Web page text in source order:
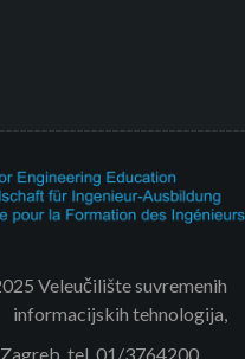
Veleučilište suvremenih
informacijskih tehnologija,
tel. 01/3764200